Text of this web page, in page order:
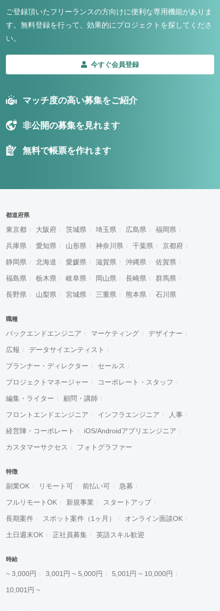
ご登録頂いたフリーランスの方向けに便利な専用機能がありま
す。 無料登録を行って、効果的にプロジェクトを探してくださ
い。
今すぐ会員登録
マッチ度の高い募集をご紹介
非公開の募集を見れます
無料で帳票を作れます
都道府県
東京都 大阪府 茨城県 埼玉県 広島県 福岡県
兵庫県 愛知県 山形県 神奈川県 千葉県 京都府
静岡県 北海道 愛媛県 滋賀県 沖縄県 佐賀県
福島県 栃木県 岐阜県 岡山県 長崎県 群馬県
長野県 山梨県 宮城県 三重県 熊本県 石川県
職種
バックエンドエンジニア マーケティング デザイナー
広報 データサイエンティスト
プランナー・ディレクター セールス
プロジェクトマネージャー コーポレート・スタッフ
編集・ライター 顧問・講師
フロントエンドエンジニア インフラエンジニア 人事
経営陣・コーポレート iOS/Androidアプリエンジニア
カスタマーサクセス フォトグラファー
特徴
副業OK リモート可 前払い可 急募
フルリモートOK 新規事業 スタートアップ
長期案件 スポット案件（1ヶ月） オンライン面談OK
土日週末OK 正社員募集 英語スキル歓迎
時給
~ 3,000円 3,001円 ~ 5,000円 5,001円 ~ 10,000円
10,001円 ~